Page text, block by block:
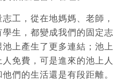
工，從在地媽媽、老師，
生，都變成我們的固定志
上產生了更多連結；池上
免費，可是進來的池上人
們的生活還是有段距離。